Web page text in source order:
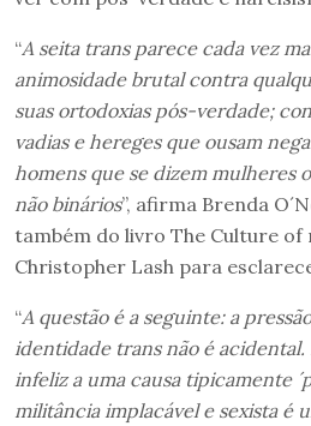
“A seita trans parece cada vez
animosidade brutal contra
suas ortodoxias pós-verdade;
vadias e hereges que ousam
homens que se dizem mulheres
não binários”, afirma Brenda
também do livro The Culture of
Christopher Lash para
“A questão é a seguinte: a
identidade trans não é
infeliz a uma causa tipicamente
militância implacável e sexista é